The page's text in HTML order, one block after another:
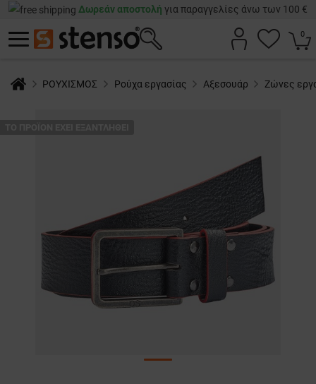
Δωρεάν αποστολή για παραγγελίες άνω των 100 €
0
ΡΟΥΧΙΣΜΟΣ Ρούχα εργασίας Αξεσουάρ Ζώνες